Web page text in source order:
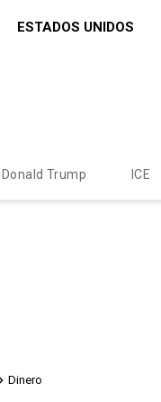
ESTADOS UNIDOS
Donald Trump ICE
Dinero